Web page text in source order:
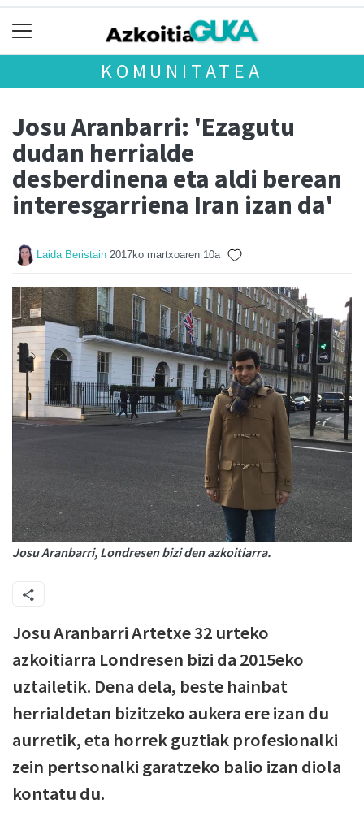
KOMUNITATEA
Josu Aranbarri: 'Ezagutu
dudan herrialde
desberdinena eta aldi berean
interesgarriena Iran izan da'
Laida Beristain 2017ko martxoaren 10a
Josu Aranbarri, Londresen bizi den azkoitiarra.
Josu Aranbarri Artetxe 32 urteko
azkoitiarra Londresen bizi da 2015eko
uztailetik. Dena dela, beste hainbat
herrialdetan bizitzeko aukera ere izan du
aurretik, eta horrek guztiak profesionalki
zein pertsonalki garatzeko balio izan diola
kontatu du.